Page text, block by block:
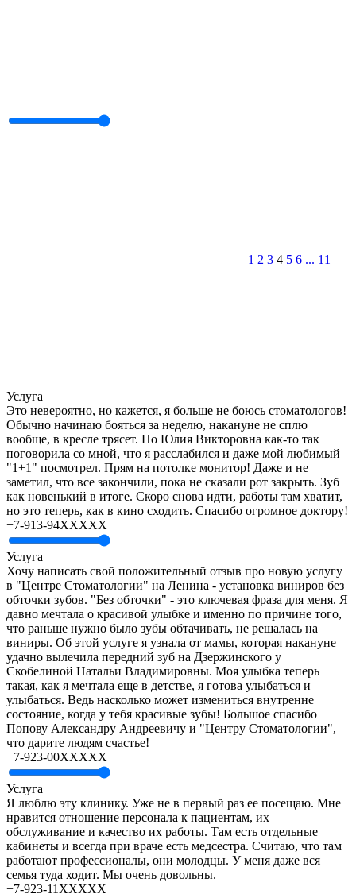
1 2 3 4 5 6 ... 11
Услуга
Это невероятно, но кажется, я больше не боюсь стоматологов!
Обычно начинаю бояться за неделю, накануне не сплю
вообще, в кресле трясет. Но Юлия Викторовна как-то так
поговорила со мной, что я расслабился и даже мой любимый
"1+1" посмотрел. Прям на потолке монитор! Даже и не
заметил, что все закончили, пока не сказали рот закрыть. Зуб
как новенький в итоге. Скоро снова идти, работы там хватит,
но это теперь, как в кино сходить. Спасибо огромное доктору!
+7-913-94XXXXX
Услуга
Хочу написать свой положительный отзыв про новую услугу
в "Центре Стоматологии" на Ленина - установка виниров без
обточки зубов. "Без обточки" - это ключевая фраза для меня. Я
давно мечтала о красивой улыбке и именно по причине того,
что раньше нужно было зубы обтачивать, не решалась на
виниры. Об этой услуге я узнала от мамы, которая накануне
удачно вылечила передний зуб на Дзержинского у
Скобелиной Натальи Владимировны. Моя улыбка теперь
такая, как я мечтала еще в детстве, я готова улыбаться и
улыбаться. Ведь насколько может измениться внутренне
состояние, когда у тебя красивые зубы! Большое спасибо
Попову Александру Андреевичу и "Центру Стоматологии",
что дарите людям счастье!
+7-923-00XXXXX
Услуга
Я люблю эту клинику. Уже не в первый раз ее посещаю. Мне
нравится отношение персонала к пациентам, их
обслуживание и качество их работы. Там есть отдельные
кабинеты и всегда при враче есть медсестра. Считаю, что там
работают профессионалы, они молодцы. У меня даже вся
семья туда ходит. Мы очень довольны.
+7-923-11XXXXX